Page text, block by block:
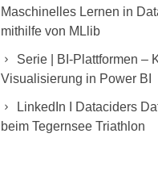
Maschinelles Lernen in
mithilfe von MLlib
Serie | BI-Plattformen –
Visualisierung in Power BI
LinkedIn I Dataciders
beim Tegernsee Triathlon